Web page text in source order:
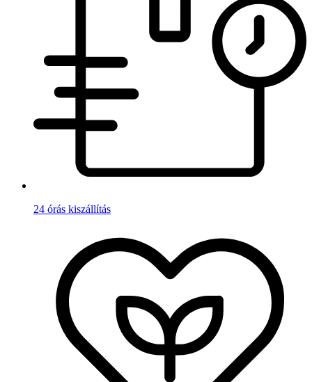
24 órás kiszállítás